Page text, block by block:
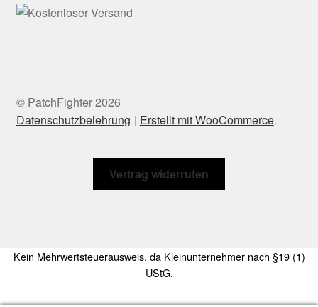
© PatchFighter 2026
Datenschutzbelehrung
Erstellt mit WooCommerce.
Vertrag widerrufen
Kein Mehrwertsteuerausweis, da Kleinunternehmer nach §19 (1)
UStG.